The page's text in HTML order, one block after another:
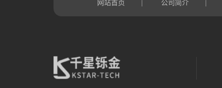
网站首页 公司简介